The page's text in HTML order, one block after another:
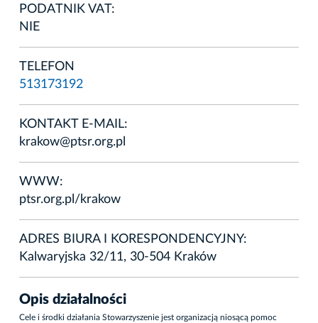
PODATNIK VAT:
NIE
TELEFON
513173192
KONTAKT E-MAIL:
krakow@ptsr.org.pl
WWW:
ptsr.org.pl/krakow
ADRES BIURA I KORESPONDENCYJNY:
Kalwaryjska 32/11, 30-504 Kraków
Opis działalności
Cele i środki działania Stowarzyszenie jest organizacją niosącą pomoc